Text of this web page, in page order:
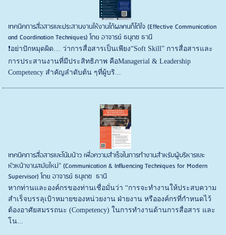
เทคนิคการสื่อสารและประสานงานให้งานได้ผลคนก็ได้ใจ (Effective Communication
and Coordination Techniques) โดย อาจารย์ ธนุดช ธานี
❗️อย่าปักหมุดผิด… ว่าการสื่อสารเป็นเพียง“Soft Skill” การสื่อสารและ
การประสานงานที่มีประสิทธิภาพ คือManagerial & Leadership
Competency สำคัญลำดับต้น ๆที่ผู้บริ...
เทคนิคการสื่อสารและโน้มน้าว เพื่อความสำเร็จในการทำงานสำหรับผู้บริหารและ
หัวหน้างานสมัยใหม่” (Communication & Influencing Techniques for Modern
Supervisor) โดย อาจารย์ ธนุเดช ธานี
หากท่านและองค์กรของท่านเชื่อมั่นว่า “การจะทำงานให้ประสบความ
สำเร็จบรรลุเป้าหมายของหน่วยงาน ฝ่ายงาน หรือองค์กรที่กำหนดไว้
ต้องอาศัยสมรรถนะ (Competency) ในการทำงานด้านการสื่อสาร และ
โน...